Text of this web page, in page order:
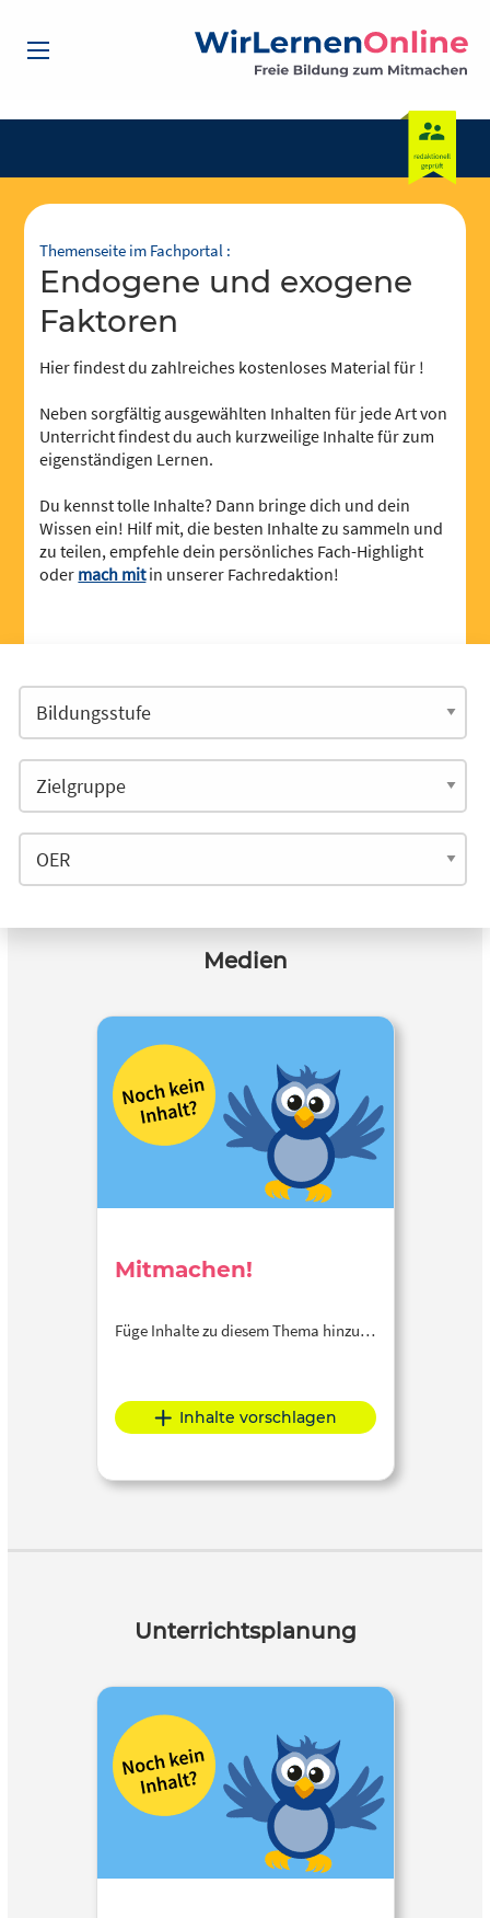
Themenseite im Fachportal :
endogene und exogene
Faktoren
Hier findest du zahlreiches kostenloses Material für !
Neben sorgfältig ausgewählten Inhalten für jede Art von
Unterricht findest du auch kurzweilige Inhalte für zum
eigenständigen Lernen.
Du kennst tolle Inhalte? Dann bringe dich und dein
Wissen ein! Hilf mit, die besten Inhalte zu sammeln und
zu teilen, empfehle dein persönliches Fach-Highlight
oder mach mitin unserer Fachredaktion!
Medien
Mitmachen!
Füge Inhalte zu diesem Thema hinzu…
Inhalte vorschlagen
Unterrichtsplanung